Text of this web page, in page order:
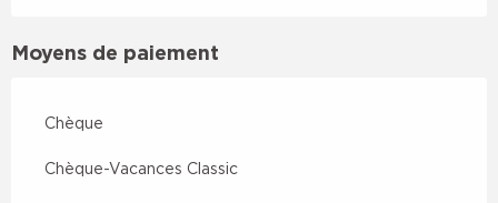
Moyens de paiement
Chèque
Chèque-Vacances Classic